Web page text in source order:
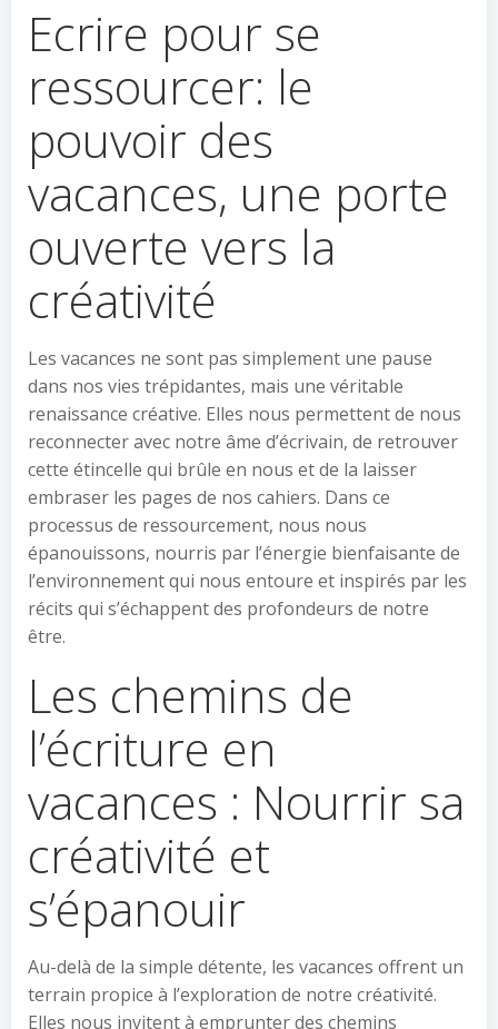
Ecrire pour se
ressourcer: le
pouvoir des
vacances, une porte
ouverte vers la
créativité
Les vacances ne sont pas simplement une pause
dans nos vies trépidantes, mais une véritable
renaissance créative. Elles nous permettent de nous
reconnecter avec notre âme d’écrivain, de retrouver
cette étincelle qui brûle en nous et de la laisser
embraser les pages de nos cahiers. Dans ce
processus de ressourcement, nous nous
épanouissons, nourris par l’énergie bienfaisante de
l’environnement qui nous entoure et inspirés par les
récits qui s’échappent des profondeurs de notre
être.
Les chemins de
l’écriture en
vacances : Nourrir sa
créativité et
s’épanouir
Au-delà de la simple détente, les vacances offrent un
terrain propice à l’exploration de notre créativité.
Elles nous invitent à emprunter des chemins